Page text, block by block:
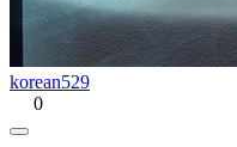
korean529
0